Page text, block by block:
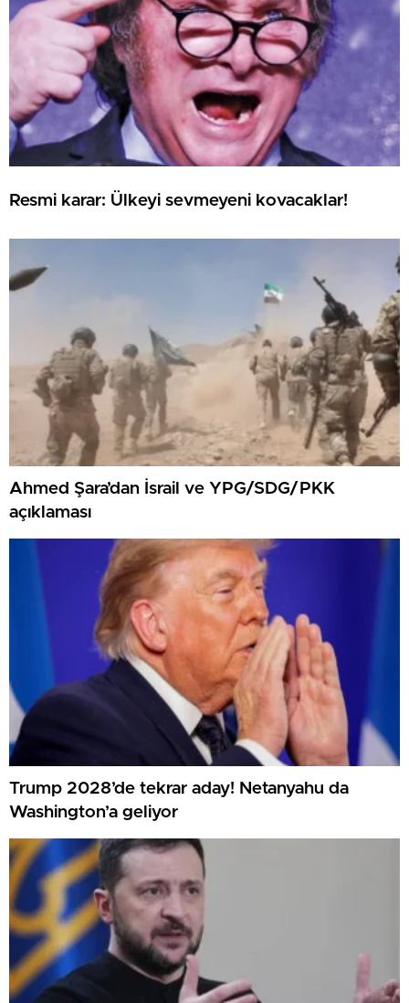
Resmi karar: Ülkeyi sevmeyeni kovacaklar!
Ahmed Şara’dan İsrail ve YPG/SDG/PKK
açıklaması
Trump 2028’de tekrar aday! Netanyahu da
Washington’a geliyor